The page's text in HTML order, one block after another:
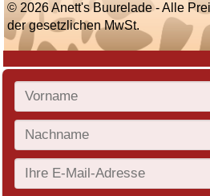
© 2026 Anett's Buurelade - Alle
der gesetzlichen MwSt.